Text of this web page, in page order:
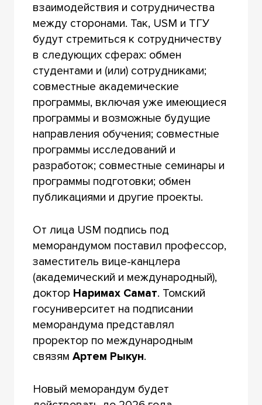
взаимодействия и сотрудничества
между сторонами. Так, USM и ТГУ
будут стремиться к сотрудничеству
в следующих сферах: обмен
студентами и (или) сотрудниками;
совместные академические
программы, включая уже имеющиеся
программы и возможные будущие
направления обучения; совместные
программы исследований и
разработок; совместные семинары и
программы подготовки; обмен
публикациями и другие проекты.
От лица USM подпись под
меморандумом поставил профессор,
заместитель вице-канцлера
(академический и международный),
доктор Наримах Самат. Томский
госуниверситет на подписании
меморандума представлял
проректор по международным
связям Артем Рыкун.
Новый меморандум будет